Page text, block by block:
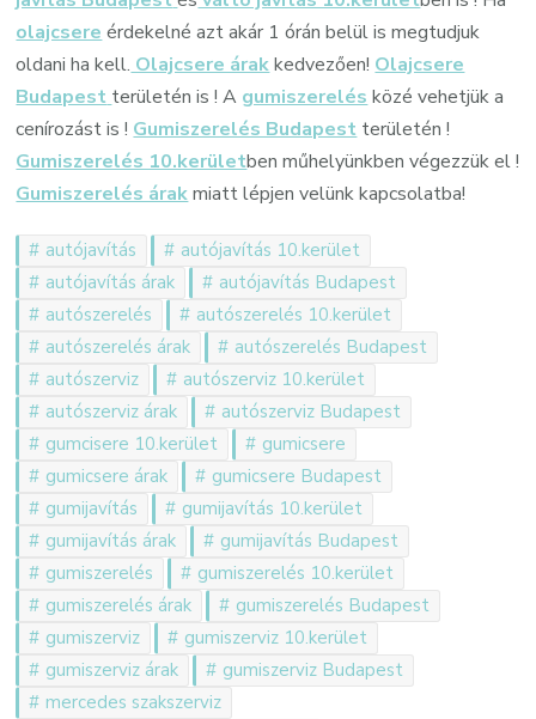
olajcsere érdekelné azt akár 1 órán belül is megtudjuk
oldani ha kell. Olajcsere árakkedvezően! Olajcsere
Budapest területén is ! A gumiszerelés közé vehetjük a
cenírozást is ! Gumiszerelés Budapest területén !
Gumiszerelés 10.kerületben műhelyünkben végezzük el !
Gumiszerelés árakmiatt lépjen velünk kapcsolatba!
autójavítás
autójavítás 10.kerület
autójavítás árak
autójavítás Budapest
autószerelés
autószerelés 10.kerület
autószerelés árak
autószerelés Budapest
autószerviz
autószerviz 10.kerület
autószerviz árak
autószerviz Budapest
gumcisere 10.kerület
gumicsere
gumicsere árak
gumicsere Budapest
gumijavítás
gumijavítás 10.kerület
gumijavítás árak
gumijavítás Budapest
gumiszerelés
gumiszerelés 10.kerület
gumiszerelés árak
gumiszerelés Budapest
gumiszerviz
gumiszerviz 10.kerület
gumiszerviz árak
gumiszerviz Budapest
mercedes szakszerviz